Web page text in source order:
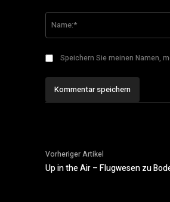
Speichern Sie meinen Namen,
Vorheriger Artikel
Up in the Air – Flugwesen zu